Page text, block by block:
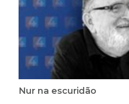
Nur na escuridão